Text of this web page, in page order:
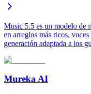
Music 5.5 es un modelo de
en arreglos más ricos,
generación adaptada a los
Mureka AI